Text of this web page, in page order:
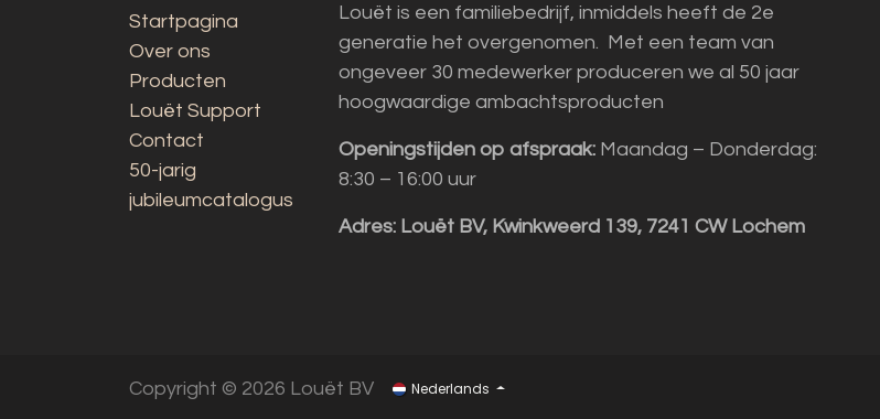
Startpagina
Over ons
Producten
Louët Support
Contact
50-jarig
jubileumcatalogus
Louët is een familiebedrijf, inmiddels heeft de 2e
generatie het overgenomen. Met een team van
ongeveer 30 medewerker produceren we al 50 jaar
hoogwaardige ambachtsproducten
Openingstijden op afspraak: Maandag – Donderdag:
8:30 – 16:00 uur
Adres: Louët BV, Kwinkweerd 139, 7241 CW Lochem
Copyright © 2026 Louët BV Nederlands